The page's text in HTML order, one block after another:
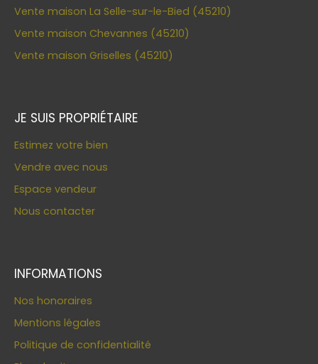
Vente maison La Selle-sur-le-Bied (45210)
Vente maison Chevannes (45210)
Vente maison Griselles (45210)
JE SUIS PROPRIÉTAIRE
Estimez votre bien
Vendre avec nous
Espace vendeur
Nous contacter
INFORMATIONS
Nos honoraires
Mentions légales
Politique de confidentialité